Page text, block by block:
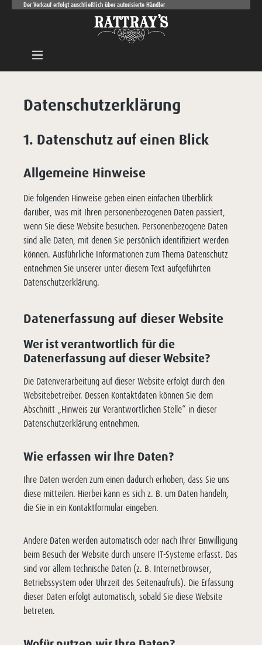
Zum Hauptinhalt springen
Der Verkauf erfolgt auschließlich über autorisierte Händler
Datenschutz­erklärung
1. Datenschutz auf einen Blick
Allgemeine Hinweise
Die folgenden Hinweise geben einen einfachen Überblick
darüber, was mit Ihren personenbezogenen Daten passiert,
wenn Sie diese Website besuchen. Personenbezogene Daten
sind alle Daten, mit denen Sie persönlich identifiziert werden
können. Ausführliche Informationen zum Thema Datenschutz
entnehmen Sie unserer unter diesem Text aufgeführten
Datenschutzerklärung.
Datenerfassung auf dieser Website
Wer ist verantwortlich für die
Datenerfassung auf dieser Website?
Die Datenverarbeitung auf dieser Website erfolgt durch den
Websitebetreiber. Dessen Kontaktdaten können Sie dem
Abschnitt „Hinweis zur Verantwortlichen Stelle“ in dieser
Datenschutzerklärung entnehmen.
Wie erfassen wir Ihre Daten?
Ihre Daten werden zum einen dadurch erhoben, dass Sie uns
diese mitteilen. Hierbei kann es sich z. B. um Daten handeln,
die Sie in ein Kontaktformular eingeben.
Andere Daten werden automatisch oder nach Ihrer Einwilligung
beim Besuch der Website durch unsere IT-Systeme erfasst. Das
sind vor allem technische Daten (z. B. Internetbrowser,
Betriebssystem oder Uhrzeit des Seitenaufrufs). Die Erfassung
dieser Daten erfolgt automatisch, sobald Sie diese Website
betreten.